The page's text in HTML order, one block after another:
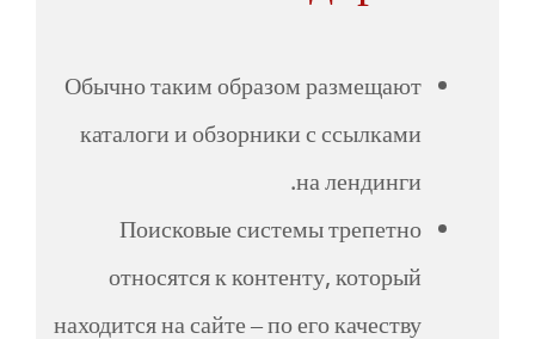
Обычно таким образом размещают
каталоги и обзорники с ссылками
на лендинги.
Поисковые системы трепетно
относятся к контенту, который
находится на сайте – по его качеству